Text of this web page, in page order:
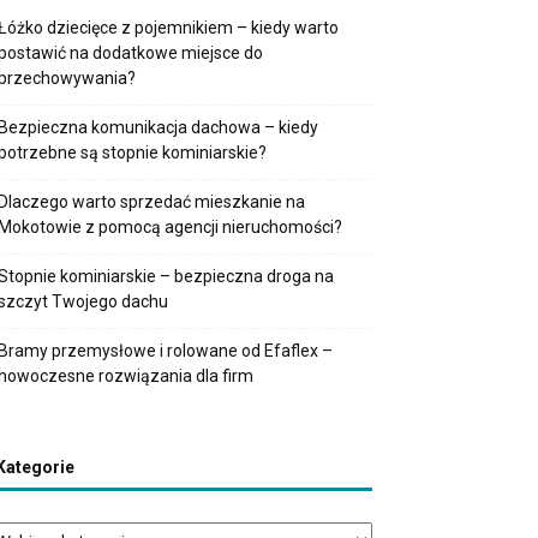
dziecięce z pojemnikiem – kiedy warto
na dodatkowe miejsce do
komunikacja dachowa – kiedy
są stopnie kominiarskie?
warto sprzedać mieszkanie na
z pomocą agencji nieruchomości?
kominiarskie – bezpieczna droga na
Twojego dachu
przemysłowe i rolowane od Efaflex –
rozwiązania dla firm